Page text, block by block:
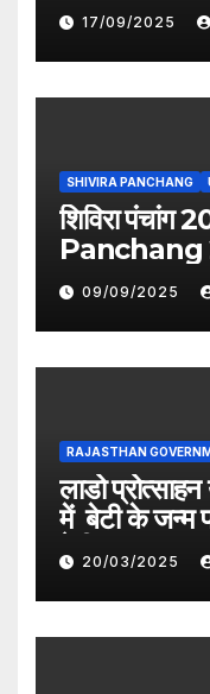
period
17/09/2025
SHIVIRA PANCHANG
शिविरा
Panchang
09/09/2025
RAJASTHAN
लाडो
में बेटी के जन्म
देगी सरकार
20/03/2025